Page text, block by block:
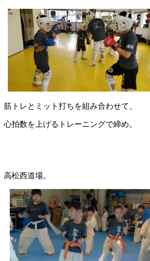
筋トレとミット打ちを組み合わせて、
心拍数を上げるトレーニングで締め。
高松西道場。